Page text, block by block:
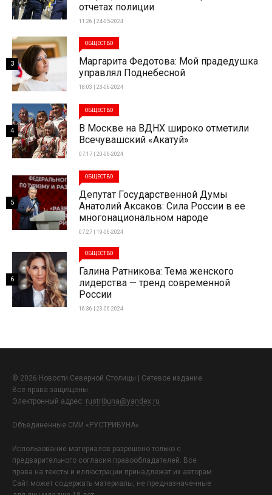
отчетах полиции
11:26 | 24-05-2024
ОБЩЕСТВО
Маргарита Федотова: Мой прадедушка
управлял Поднебесной
18:03 | 23-06-2024
3
ОБЩЕСТВО
В Москве на ВДНХ широко отметили
Всечувашский «Акатуй»
07:17 | 20-06-2024
4
ОБЩЕСТВО
Депутат Государственной Думы
Анатолий Аксаков: Сила России в ее
многонациональном народе
07:27 | 19-06-2024
5
ОБЩЕСТВО
Галина Ратникова: Тема женского
лидерства — тренд современной
России
16:36 | 23-06-2024
6
© 2026 Новости Северной Столицы | Сетевое издание.
Все права защищены.
Электронный адрес: rustribuna@yandex.ru
Объединенные СМИ «РУСТРИБУНА»
Использование материалов разрешено только с
предварительного согласия правообладателей. Все
права на тексты и иллюстрации принадлежат их авторам.
Сайт может содержать материалы, не предназначенные